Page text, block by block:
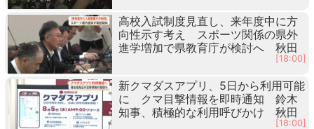
高校入試制度見直し、来年度中に方
向性示す考え スポーツ関係の県外
進学増加で県教育庁が検討へ 秋田
[18:00]
新クマダスアプリ、5日から利用可能
に クマ目撃情報を即時通知 鈴木
知事、積極的な利用呼びかけ 秋田
[18:00]